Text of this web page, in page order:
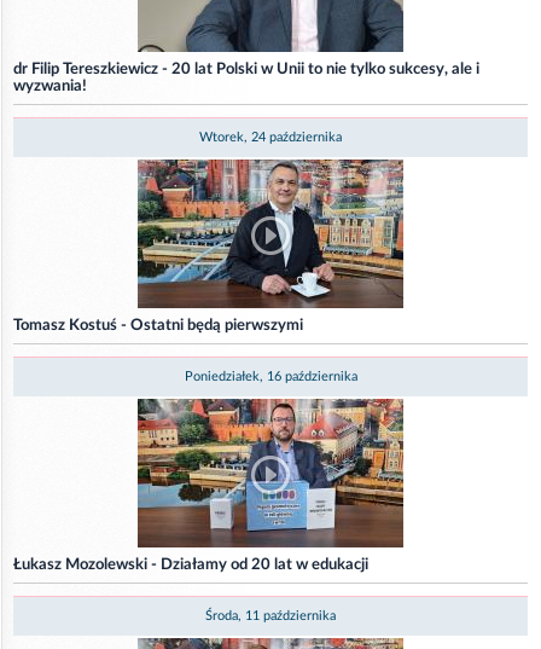
dr Filip Tereszkiewicz - 20 lat Polski w Unii to nie tylko sukcesy, ale i
wyzwania!
Wtorek, 24 października
Tomasz Kostuś - Ostatni będą pierwszymi
Poniedziałek, 16 października
Łukasz Mozolewski - Działamy od 20 lat w edukacji
Środa, 11 października